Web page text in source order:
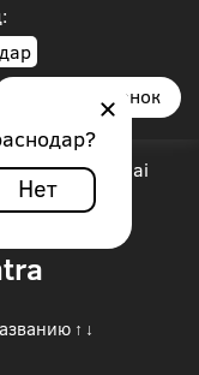
?
Нет
Заказать звонок
/ Hyundai
↑ ↓